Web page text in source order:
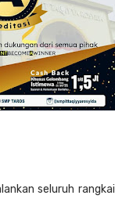
seluruh